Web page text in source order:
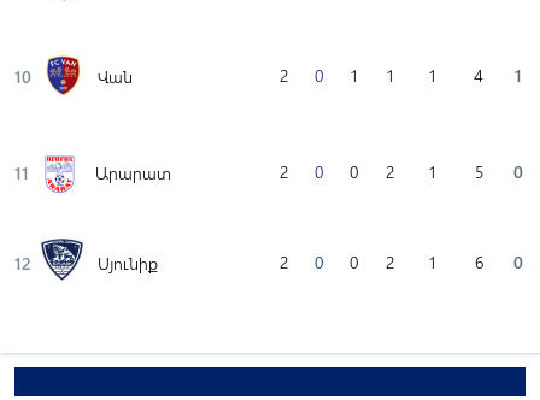
10 Վան 2 0 1 1 1 4 1
11 Արարատ 2 0 0 2 1 5 0
12 Սյունիք 2 0 0 2 1 6 0